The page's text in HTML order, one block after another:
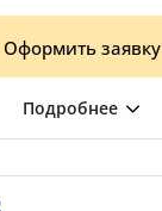
Оформить заявку